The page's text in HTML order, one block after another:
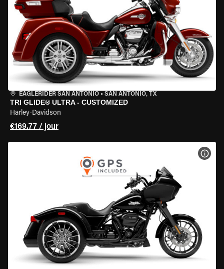
EAGLERIDER SAN ANTONIO • SAN ANTONIO, TX
TRI GLIDE® ULTRA - CUSTOMIZED
Harley-Davidson
€169.77 / jour